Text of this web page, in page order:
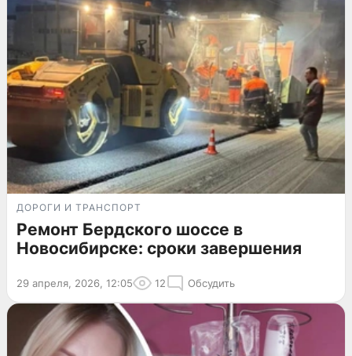
ДОРОГИ И ТРАНСПОРТ
Ремонт Бердского шоссе в
Новосибирске: сроки завершения
29 апреля, 2026, 12:05 12 Обсудить